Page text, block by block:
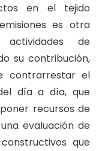
en el tejido
es otra
de
su contribución,
contrarrestar el
día a día, que
recursos de
evaluación de
que